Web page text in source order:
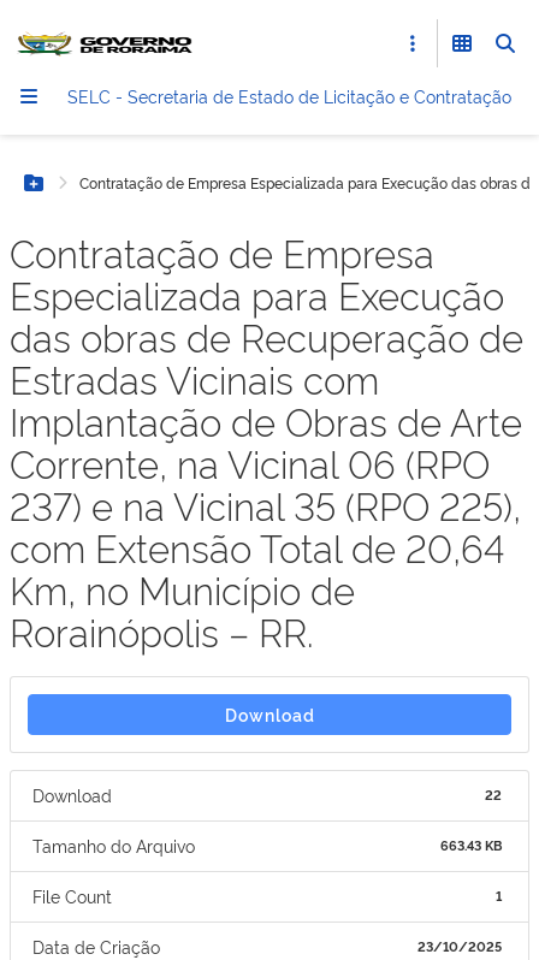
SELC - Secretaria de Estado de Licitação e Contratação
Botão Menu
Contratação de Empresa Especializada para Execução das obras
Contratação de Empresa
Especializada para Execução
das obras de Recuperação de
Estradas Vicinais com
Implantação de Obras de Arte
Corrente, na Vicinal 06 (RPO
237) e na Vicinal 35 (RPO 225),
com Extensão Total de 20,64
Km, no Município de
Rorainópolis – RR.
Download
Download 22
Tamanho do Arquivo 663.43 KB
File Count 1
Data de Criação 23/10/2025